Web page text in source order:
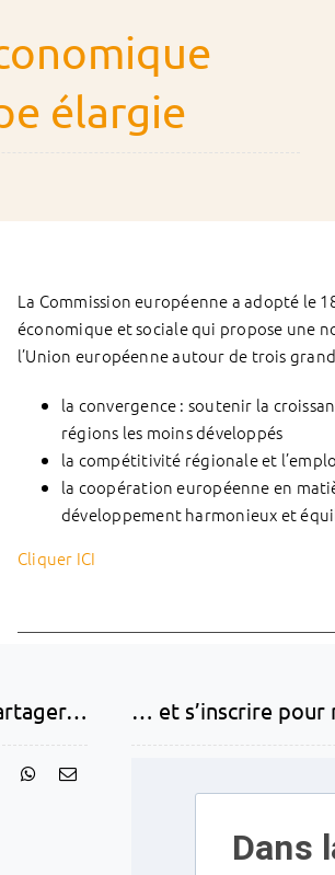
élargie
La Commission européenne a adopté le
économique et sociale qui propose une
l’Union européenne autour de trois
la convergence : soutenir la
régions les moins développés
la compétitivité régionale et
la coopération européenne en
développement harmonieux et
Cliquer ICI
… et s’inscrire pour
Dans